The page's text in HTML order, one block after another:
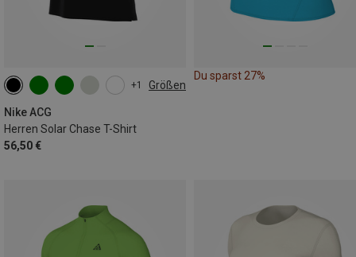
+1 Größen
Nike ACG
Herren Solar Chase T-Shirt
56,50 €
S M L XL
Du sparst 27%